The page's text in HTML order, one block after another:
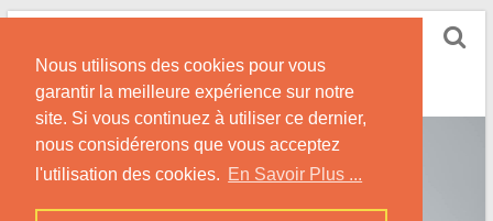
Nous utilisons des cookies pour vous
garantir la meilleure expérience sur notre
site. Si vous continuez à utiliser ce dernier,
nous considérerons que vous acceptez
l'utilisation des cookies. En Savoir Plus ...
Skip
content
Conseils et Infos pour la Rencontre d'une Belle
Africaine !